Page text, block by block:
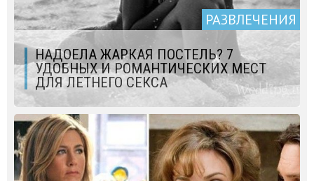
РАЗВЛЕЧЕНИЯ
НАДОЕЛА ЖАРКАЯ ПОСТЕЛЬ? 7
УДОБНЫХ И РОМАНТИЧЕСКИХ МЕСТ
ДЛЯ ЛЕТНЕГО СЕКСА